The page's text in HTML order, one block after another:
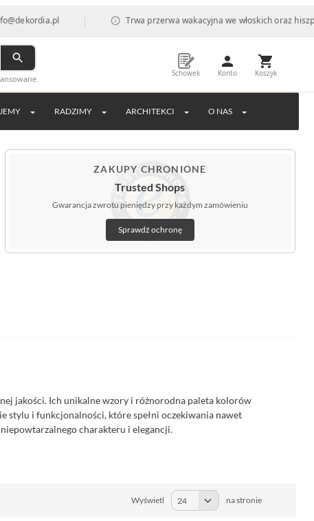
| Trwa przerwa wakacyjna we włoskich oraz
Schowek Konto Koszyk
RADZIMY ARCHITEKCI O NAS
ZAKUPY CHRONIONE
Trusted Shops
Gwarancja zwrotu pieniędzy przy każdym zamówieniu
Sprawdź ochronę
jakości. Ich unikalne wzory i różnorodna paleta kolorów
stylu i funkcjonalności, które spełni oczekiwania nawet
charakteru i elegancji.
Wyświetl na stronie